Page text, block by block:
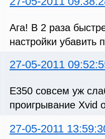
Ага! В 2 раза
настройки убавить
27-05-2011
E350 совсем уж
проигрывание Xvid
27-05-2011